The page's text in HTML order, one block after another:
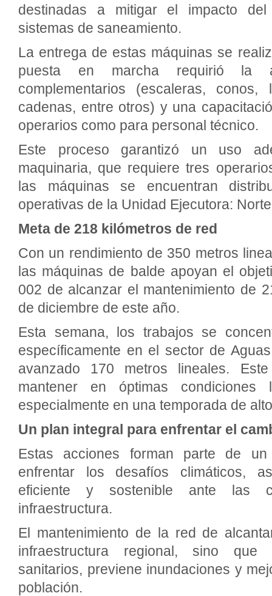
destinadas a mitigar el impacto
sistemas de saneamiento.
La entrega de estas máquinas se
puesta en marcha requirió la
complementarios (escaleras,
cadenas, entre otros) y una
operarios como para personal técnico.
Este proceso garantizó un uso
maquinaria, que requiere tres
las máquinas se encuentran
operativas de la Unidad Ejecutora:
Meta de 218 kilómetros de red
Con un rendimiento de 350 metros
las máquinas de balde apoyan el
002 de alcanzar el mantenimiento de
de diciembre de este año.
Esta semana, los trabajos se
específicamente en el sector de
avanzado 170 metros lineales.
mantener en óptimas
especialmente en una temporada de
Un plan integral para enfrentar el
Estas acciones forman parte de
enfrentar los desafíos climáticos,
eficiente y sostenible ante las
infraestructura.
El mantenimiento de la red de
infraestructura regional, sino que
sanitarios, previene inundaciones y
población.